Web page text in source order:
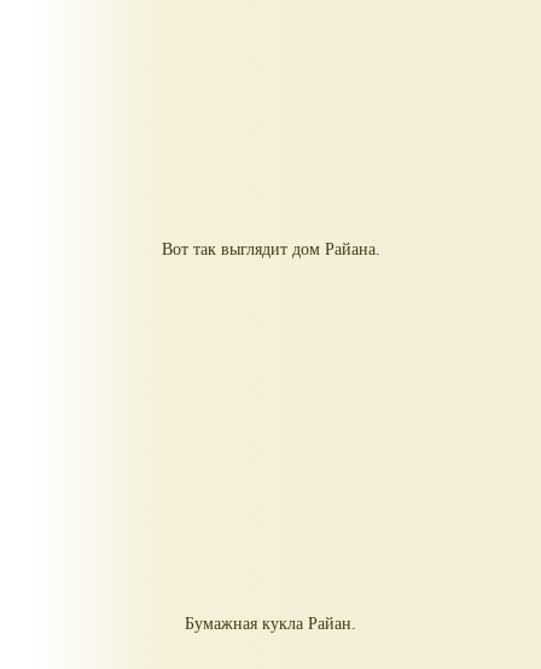
Вот так выглядит дом Райана.
Бумажная кукла Райан.